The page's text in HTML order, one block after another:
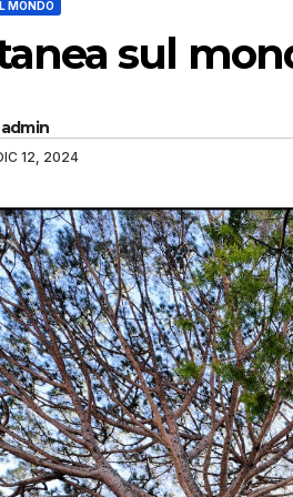
MONDO
sul
admin
12, 2024